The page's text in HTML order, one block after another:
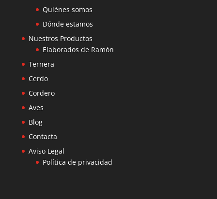
Quiénes somos
Dónde estamos
Nuestros Productos
Elaborados de Ramón
Ternera
Cerdo
Cordero
Aves
Blog
Contacta
Aviso Legal
Política de privacidad